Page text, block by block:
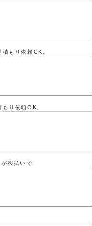
もり依頼OK。
り依頼OK。
後払いで!